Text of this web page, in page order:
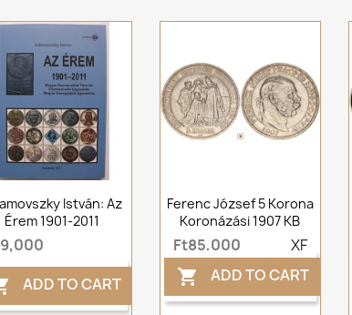
István: Az
Érem 1901-2011
ADD TO CART
Ferenc József 5 Korona
Koronázási 1907 KB
Ft85,000 XF
 ADD TO CART